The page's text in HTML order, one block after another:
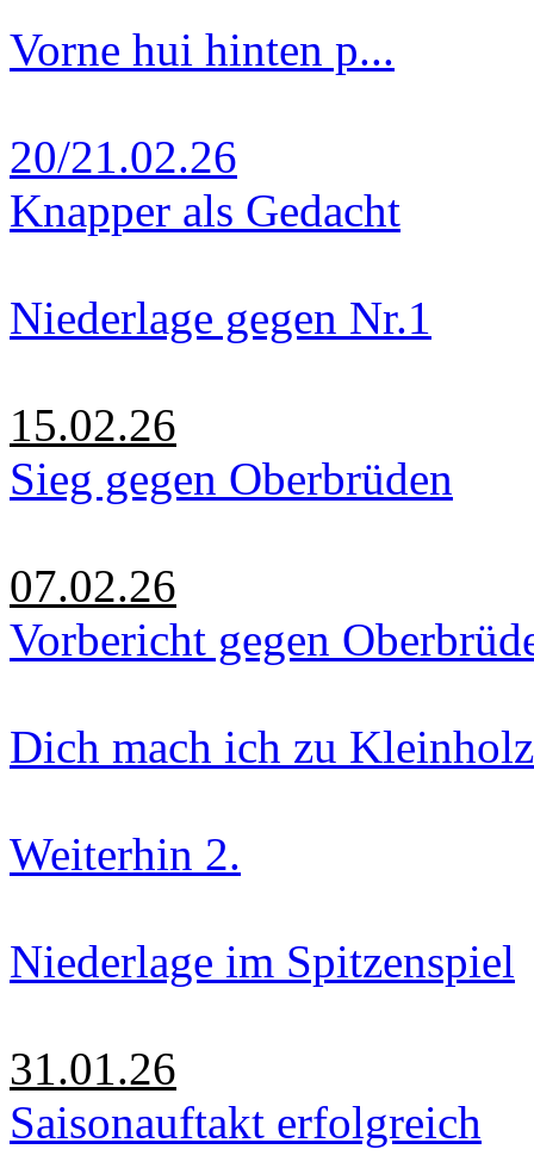
Vorne hui hinten p...
20/21.02.26
Knapper als Gedacht
Niederlage gegen Nr.1
15.02.26
Sieg gegen Oberbrüden
07.02.26
Vorbericht gegen
Dich mach ich zu Kleinholz
Weiterhin 2.
Niederlage im Spitzenspiel
31.01.26
Saisonauftakt erfolgreich